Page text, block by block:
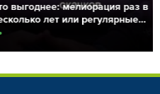
Какие формы серы
какие лучше работают в